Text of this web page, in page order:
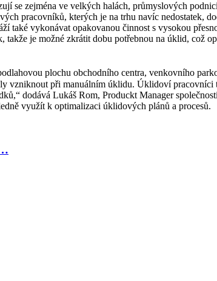
se zejména ve velkých halách, průmyslových
pracovníků, kterých je na trhu navíc nedostatek,
také vykonávat opakovanou činnost s vysokou
je možné zkrátit dobu potřebnou na úklid, což
plochu obchodního centra, venkovního
vzniknout při manuálním úklidu. Úklidoví
dodává Lukáš Rom, Produckt Manager
využít k optimalizaci úklidových plánů a procesů.